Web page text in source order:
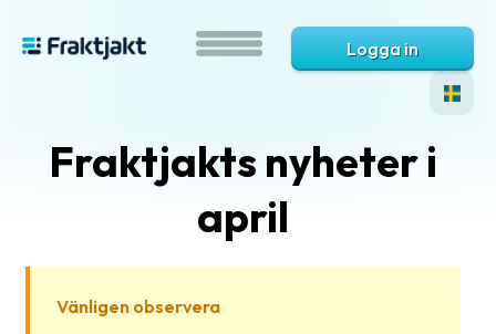
Logga in
Fraktjakts nyheter i
april
Vänligen observera